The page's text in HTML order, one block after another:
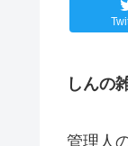
しんの
管理人